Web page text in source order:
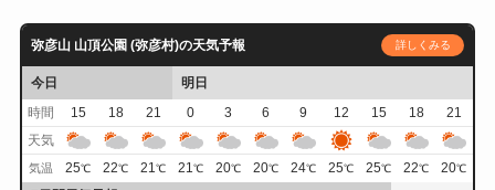
弥彦山 山頂公園 (弥彦村)の天気予報 詳しくみる
今日
明日
時間
15 18 21 0 3 6 9 12 15 18
21
天気
気温 25℃ 22℃ 21℃ 21℃ 20℃ 20℃ 24℃ 25℃ 25℃ 22℃ 20℃